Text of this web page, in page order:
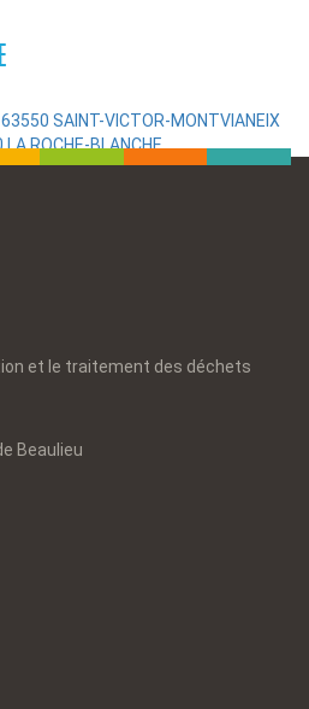
63550 SAINT-VICTOR-MONTVIANEIX
ROCHE-BLANCHE
et le traitement des déchets
Beaulieu